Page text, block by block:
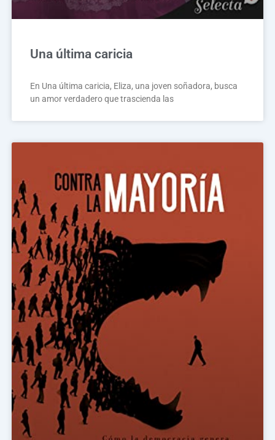
Una última caricia
En Una última caricia, Eliza, una joven soñadora, busca
un amor verdadero que trascienda las